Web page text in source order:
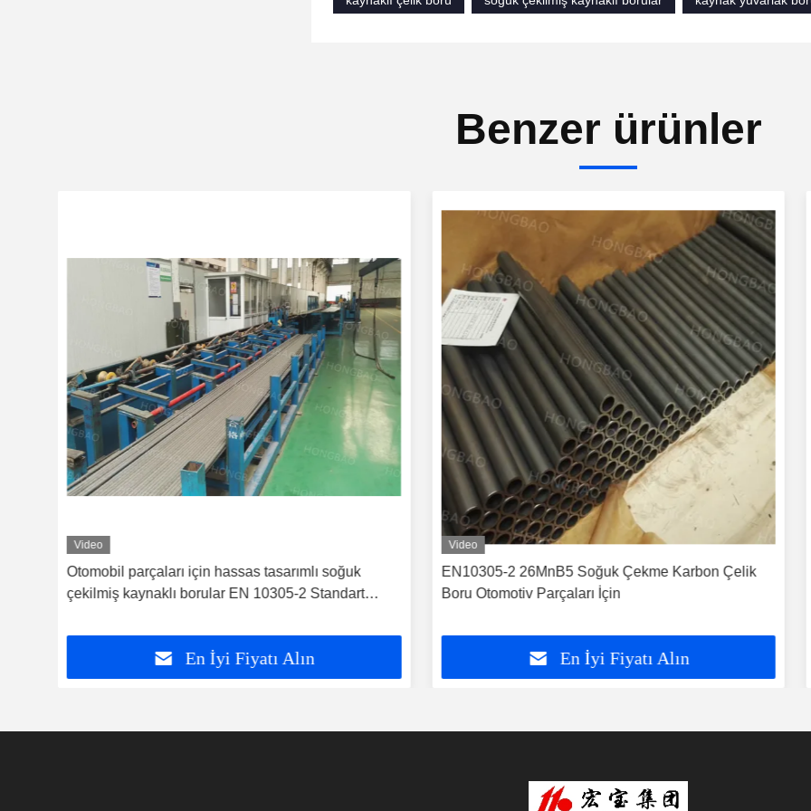
Benzer ürünler
Video
Otomobil parçaları için hassas tasarımlı soğuk
çekilmiş kaynaklı borular EN 10305-2 Standart
En İyi Fiyatı Alın
Video
EN10305-2 26MnB5 Soğuk Çekme Karbon Çelik
Boru Otomotiv Parçaları İçin
En İyi Fiyatı Alın